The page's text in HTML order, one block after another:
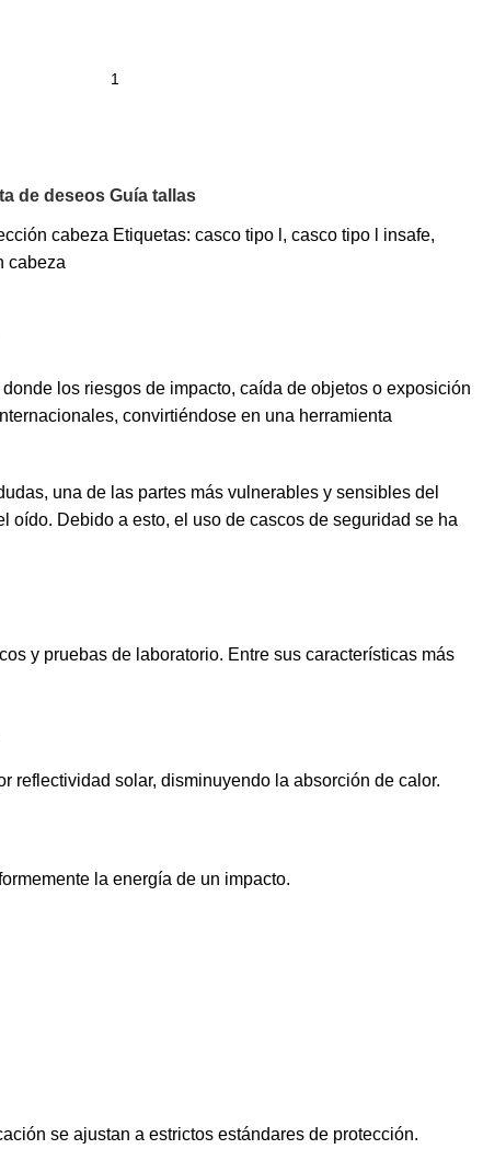
de deseos Guía tallas
cabeza Etiquetas: casco tipo l , casco tipo l insafe,
cabeza
los riesgos de impacto, caída de objetos o exposición
convirtiéndose en una herramienta
una de las partes más vulnerables y sensibles del
oído. Debido a esto, el uso de cascos de seguridad se ha
y pruebas de laboratorio. Entre sus características más
reflectividad solar, disminuyendo la absorción de calor.
la energía de un impacto.
se ajustan a estrictos estándares de protección.